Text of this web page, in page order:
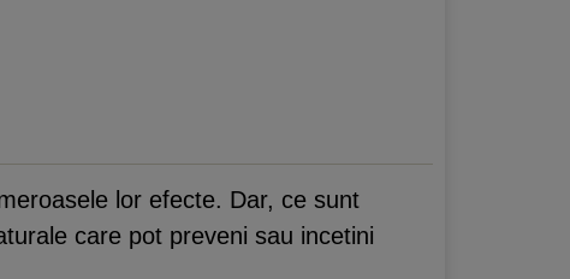
lor efecte. Dar, ce sunt
care pot preveni sau incetini